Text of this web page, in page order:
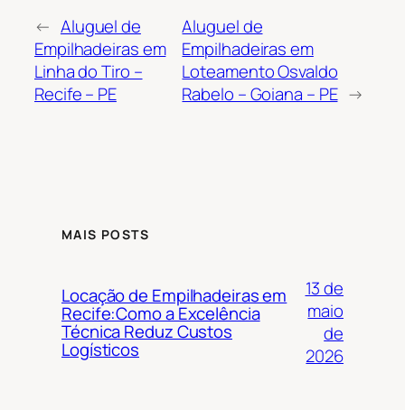
← Aluguel de
Empilhadeiras em
Linha do Tiro –
Recife – PE
Aluguel de
Empilhadeiras em
Loteamento Osvaldo
Rabelo – Goiana – PE →
MAIS POSTS
Locação de Empilhadeiras em
Recife:Como a Excelência
Técnica Reduz Custos
Logísticos
13 de
maio
de
2026